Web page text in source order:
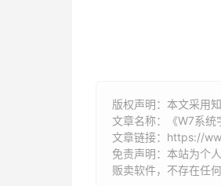
版权声明：本文采用
文章名称：《W7系统
文章链接： https://
免责声明：本站为个
贩卖软件，不存在任